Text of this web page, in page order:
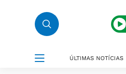
ÚLTIMAS NOTÍCIAS